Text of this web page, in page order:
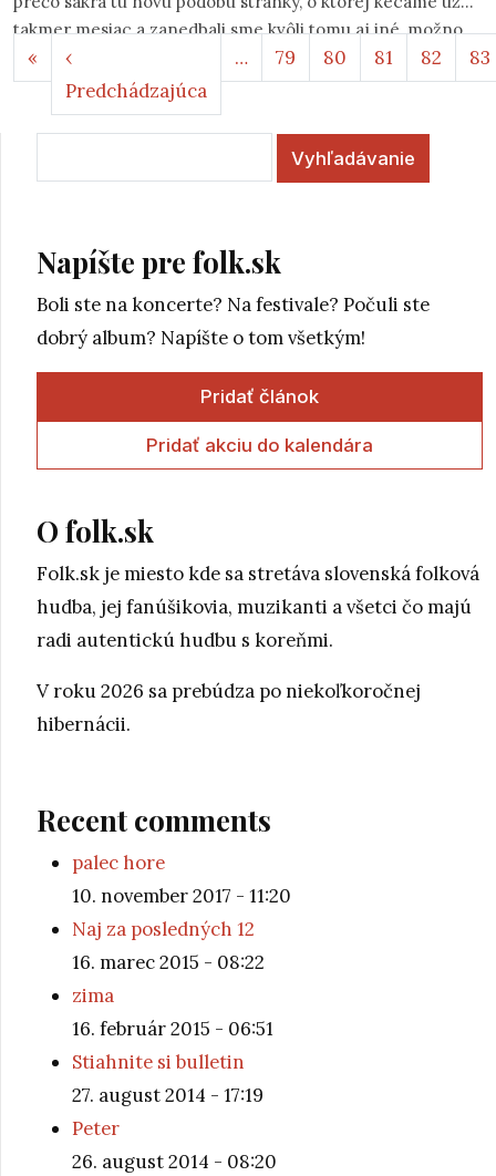
takmer mesiac a zanedbali sme kvôli tomu aj iné, možno
ďaleko podstatnejšie veci, nespustiť čím skôr.
Stránkovanie
« Prvá strana
‹
Predchádzajúca Predchádzajúca strana
… 79 80 81 82 83
Napíšte pre folk.sk
Boli ste na koncerte? Na festivale? Počuli ste
dobrý album? Napíšte o tom všetkým!
Pridať článok
Pridať akciu do kalendára
O folk.sk
Folk.sk je miesto kde sa stretáva slovenská folková
hudba, jej fanúšikovia, muzikanti a všetci čo majú
radi autentickú hudbu s koreňmi.
V roku 2026 sa prebúdza po niekoľkoročnej
hibernácii.
Recent comments
palec hore
10. november 2017 - 11:20
Naj za posledných 12
16. marec 2015 - 08:22
zima
16. február 2015 - 06:51
Stiahnite si bulletin
27. august 2014 - 17:19
Peter
26. august 2014 - 08:20